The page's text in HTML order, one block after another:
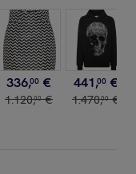
336,00 €
1.120,00 €
441,00 €
1.470,00 €